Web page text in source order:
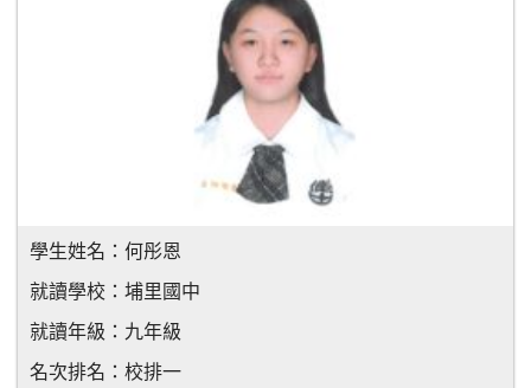
學生姓名： 何彤恩
就讀學校： 埔里國中
就讀年級： 九年級
名次排名： 校排一